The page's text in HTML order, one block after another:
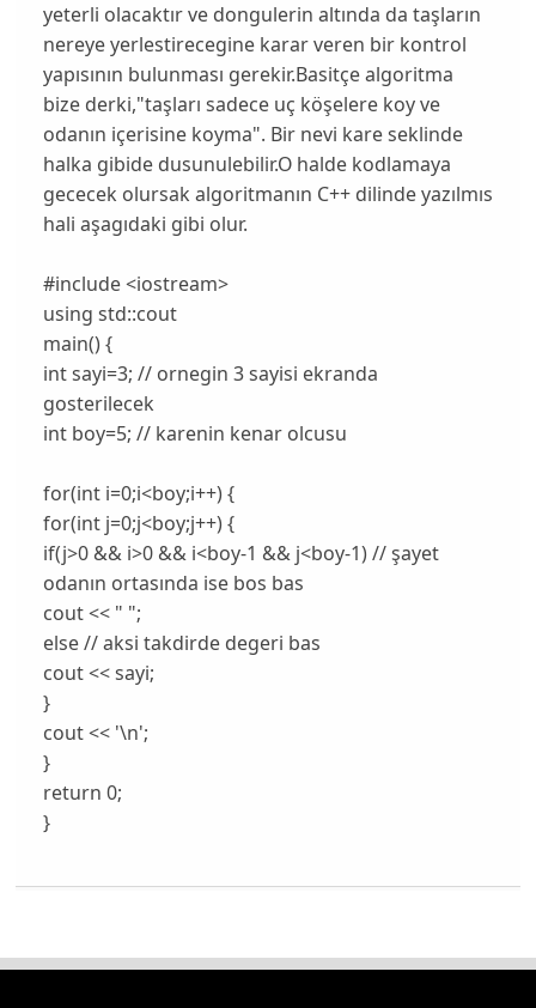
yeterli olacaktır ve dongulerin altında da taşların
nereye yerlestirecegine karar veren bir kontrol
yapısının bulunması gerekir.Basitçe algoritma
bize derki,"taşları sadece uç köşelere koy ve
odanın içerisine koyma". Bir nevi kare seklinde
halka gibide dusunulebilir.O halde kodlamaya
gececek olursak algoritmanın C++ dilinde yazılmıs
hali aşagıdaki gibi olur.
#include <iostream>
using std::cout
main() {
int sayi=3; // ornegin 3 sayisi ekranda
gosterilecek
int boy=5; // karenin kenar olcusu
for(int i=0;i<boy;i++) {
for(int j=0;j<boy;j++) {
if(j>0 && i>0 && i<boy-1 && j<boy-1) // şayet
odanın ortasında ise bos bas
cout << " ";
else // aksi takdirde degeri bas
cout << sayi;
}
cout << '\n';
}
return 0;
}